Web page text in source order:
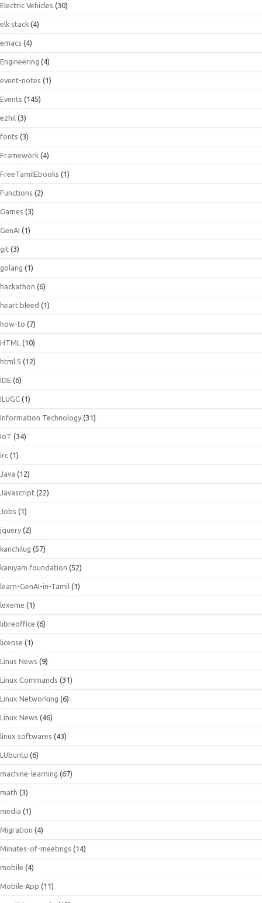
Electric Vehicles (30)
elk stack (4)
emacs (4)
Engineering (4)
event-notes (1)
Events (145)
ezhil (3)
fonts (3)
Framework (4)
FreeTamilEbooks (1)
Functions (2)
Games (3)
GenAI (1)
git (3)
golang (1)
hackathon (6)
heart bleed (1)
how-to (7)
HTML (10)
html 5 (12)
IDE (6)
ILUGC (1)
Information Technology (31)
IoT (34)
irc (1)
Java (12)
Javascript (22)
Jobs (1)
jquery (2)
kanchilug (57)
kaniyam foundation (52)
learn-GenAI-in-Tamil (1)
lexeme (1)
libreoffice (6)
license (1)
Linus News (9)
Linux Commands (31)
Linux Networking (6)
Linux News (46)
linux softwares (43)
LUbuntu (6)
machine-learning (67)
math (3)
media (1)
Migration (4)
Minutes-of-meetings (14)
mobile (4)
Mobile App (11)